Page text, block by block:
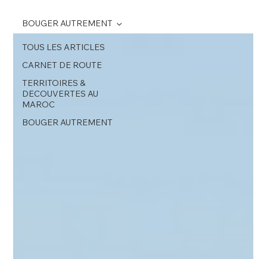
TOUS LES ARTICLES
CARNET DE ROUTE
TERRITOIRES &
DECOUVERTES AU
MAROC
BOUGER AUTREMENT
BOUGER AUTREMENT